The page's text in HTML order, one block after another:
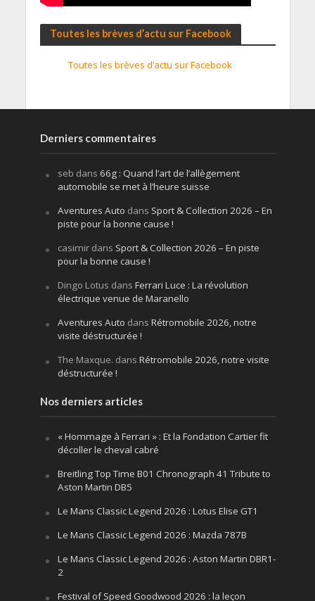
Toutes les brèves d’actu sur Facebook
Toutes les brèves d’actu sur Facebook
Derniers commentaires
seb dans 66g : Quand l’art de l’allègement
automobile se met à l’heure suisse
Aventures Auto dans Sport & Collection 2026 – En
piste pour la bonne cause !
casimirdans Sport & Collection 2026 – En piste
pour la bonne cause !
Dingo Lotus dans Ferrari Luce : La révolution
électrique venue de Maranello
Aventures Auto dans Rétromobile 2026, notre
visite déstructurée !
The Maxque. dans Rétromobile 2026, notre visite
déstructurée !
Nos derniers articles
« Hommage à Ferrari » : Et la Fondation Cartier fit
décoller le cheval cabré
Breitling Top Time B01 Chronograph 41 Tribute to
Aston Martin DB5
Le Mans Classic Legend 2026 : Lotus Elise GT1
Le Mans Classic Legend 2026 : Mazda 787B
Le Mans Classic Legend 2026 : Aston Martin DBR1-
2
Festival of Speed Goodwood 2026 : la leçon